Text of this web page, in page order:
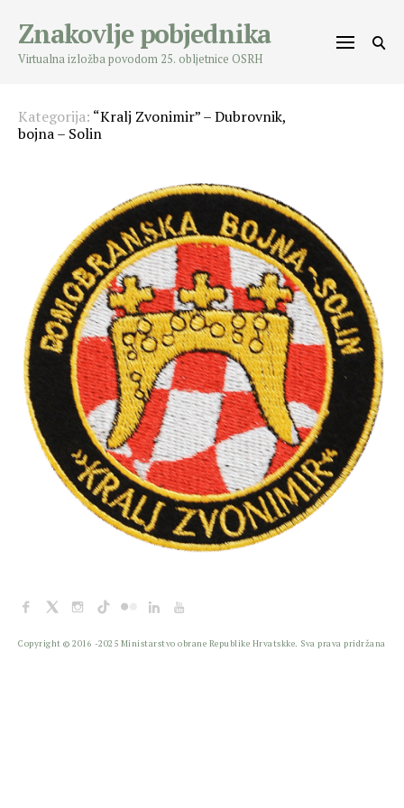
content
Znakovlje pobjednika
Virtualna izložba povodom 25. obljetnice OSRH
Kategorija: “Kralj Zvonimir” – Dubrovnik,
bojna – Solin
Facebook Instagram
TikTok Flickr Linkedin
Copyright © 2016 -2025 Ministarstvo obrane Republike Hrvatskke. Sva prava pridržana